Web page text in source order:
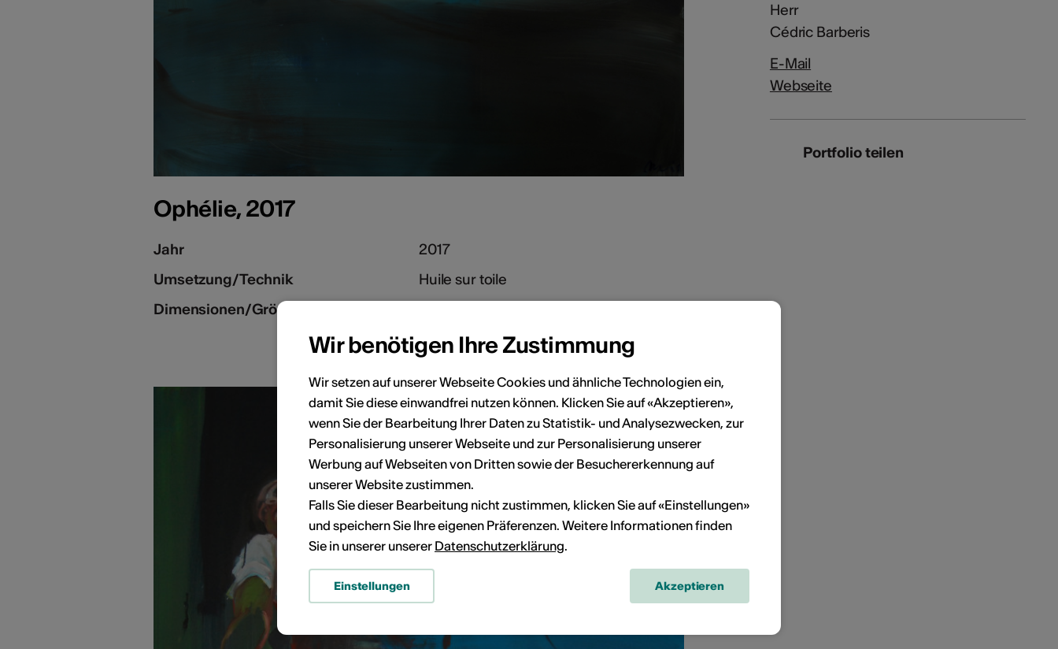
Ophélie, 2017
Jahr
2017
Umsetzung/Technik
Huile sur toile
Dimensionen/Grösse
Herr
Cédric Barberis
E-Mail
Webseite
Portfolio teilen
Wir benötigen Ihre Zustimmung
Wir setzen auf unserer Webseite Cookies und ähnliche Technologien ein,
damit Sie diese einwandfrei nutzen können. Klicken Sie auf «Akzeptieren»,
wenn Sie der Bearbeitung Ihrer Daten zu Statistik- und Analysezwecken, zur
Personalisierung unserer Webseite und zur Personalisierung unserer
Werbung auf Webseiten von Dritten sowie der Besuchererkennung auf
unserer Website zustimmen.
Falls Sie dieser Bearbeitung nicht zustimmen, klicken Sie auf «Einstellungen»
und speichern Sie Ihre eigenen Präferenzen. Weitere Informationen finden
Sie in unserer unserer Datenschutzerklärung.
Einstellungen Akzeptieren